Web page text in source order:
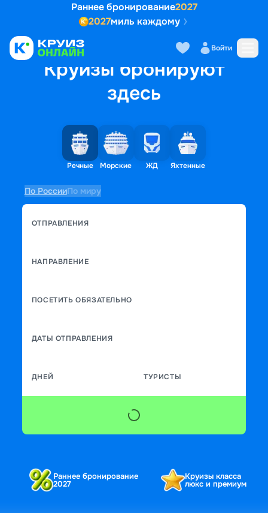
Раннее бронирование2027
2027миль каждому
Войти
Круизы бронируют
здесь
Речные Морские ЖД Яхтенные
По РоссииПо миру
ОТПРАВЛЕНИЯ
НАПРАВЛЕНИЕ
ПОСЕТИТЬ ОБЯЗАТЕЛЬНО
ДАТЫ ОТПРАВЛЕНИЯ
ДНЕЙ ТУРИСТЫ
Раннее бронирование
2027
Круизы класса
люкс и премиум